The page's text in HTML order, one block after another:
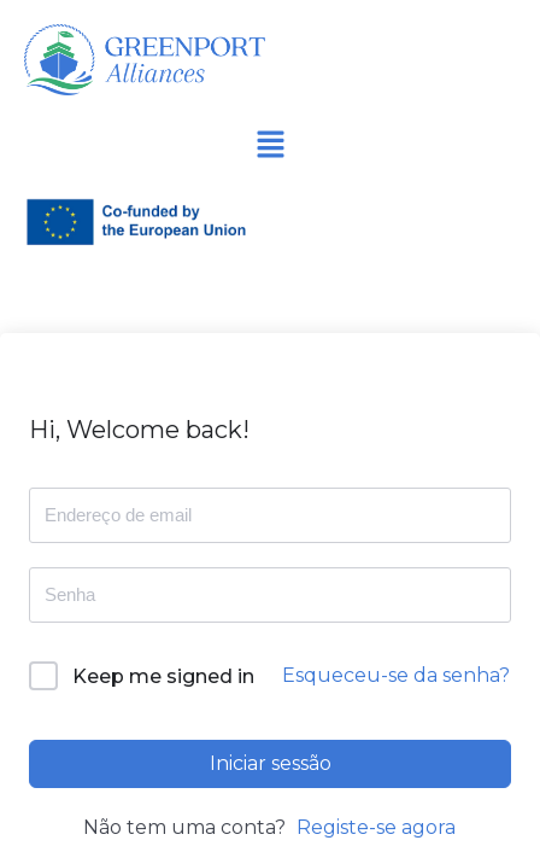
Avançar
para
Hi, Welcome back!
Keep me signed in Esqueceu-se da senha?
Iniciar sessão
Não tem uma conta? Registe-se agora